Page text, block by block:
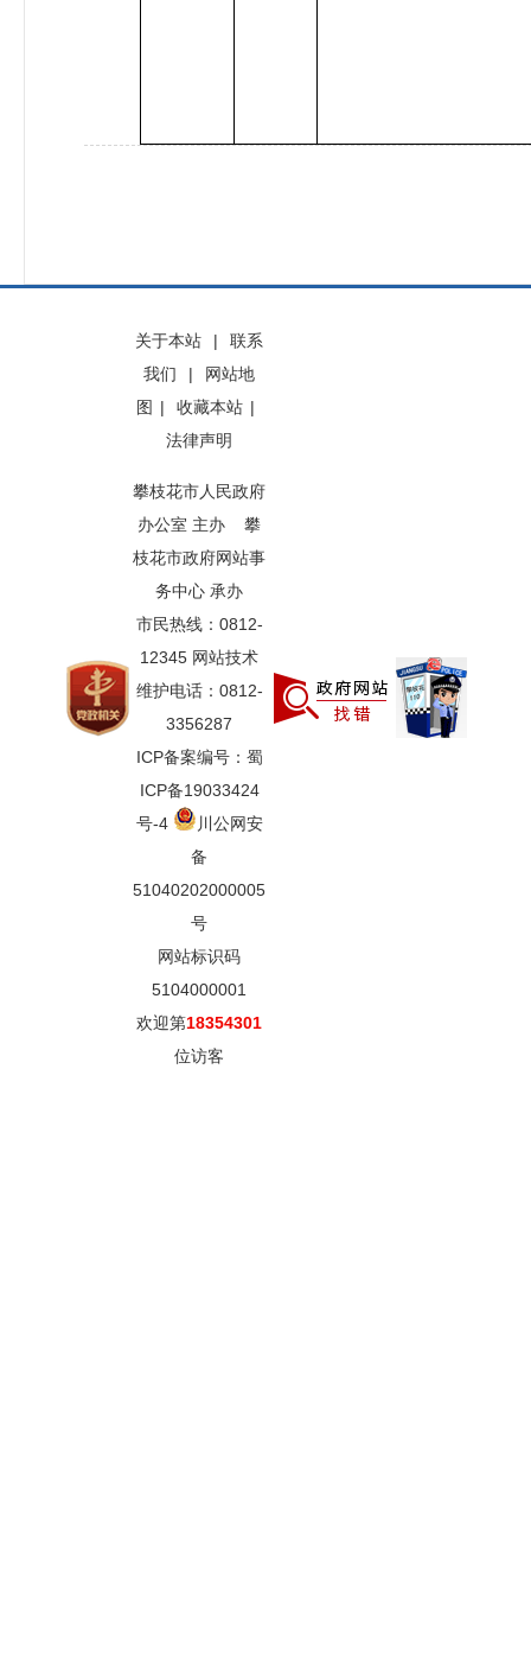
关于本站 |
联系
我们
|
网站地
图 | 收藏本站 |
法律声明
攀枝花市人民政府
办公室 主办 攀
枝花市政府网站事
务中心 承办
市民热线：0812-
12345 网站技术
维护电话：0812-
3356287
ICP备案编号：蜀
ICP备19033424
号-4
川公网安
备
51040202000005
号
网站标识码
5104000001
欢迎第18354301
位访客